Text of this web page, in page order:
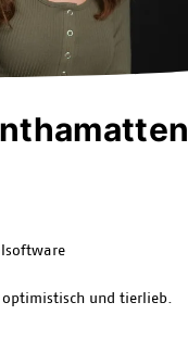
und tierlieb.